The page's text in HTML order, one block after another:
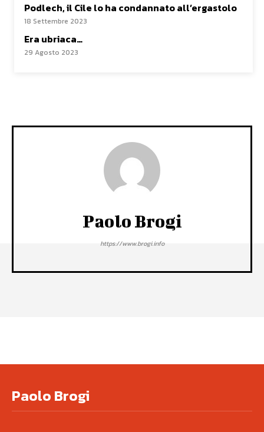
Podlech, il Cile lo ha condannato all’ergastolo
18 Settembre 2023
Era ubriaca…
29 Agosto 2023
Paolo Brogi
https://www.brogi.info
Paolo Brogi